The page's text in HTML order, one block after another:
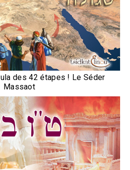
des 42 étapes ! Le Séder
Massaot